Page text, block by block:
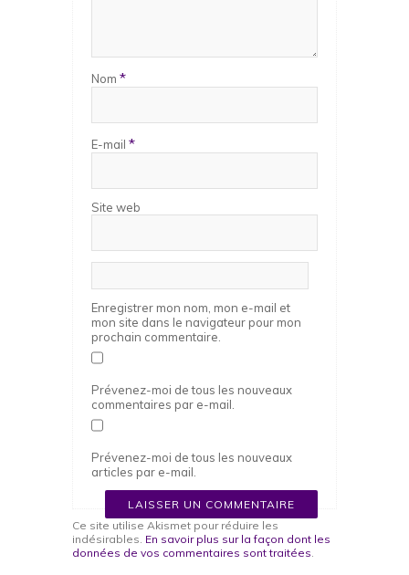
Nom *
E-mail *
Site web
Enregistrer mon nom, mon e-mail et
mon site dans le navigateur pour mon
prochain commentaire.
Prévenez-moi de tous les nouveaux
commentaires par e-mail.
Prévenez-moi de tous les nouveaux
articles par e-mail.
Ce site utilise Akismet pour réduire les
indésirables. En savoir plus sur la façon dont les
données de vos commentaires sont traitées.